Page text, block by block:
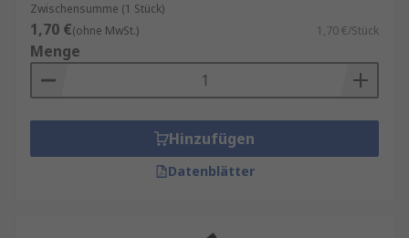
Stabile Ausgangsspannung – auch bei Last‑
und Eingangsschwankungen
Schutzfunktionen – Überstrom‑,
Überspannungs‑ und Kurzschlussschutz
Zuverlässigkeit & lange Lebensdauer
Dank moderner Schaltreglertechnologien lassen
Zwischensumme (1 Stück)
1,70 €(ohne MwSt.) 1,70 €/Stück
Menge
Hinzufügen
Datenblätter